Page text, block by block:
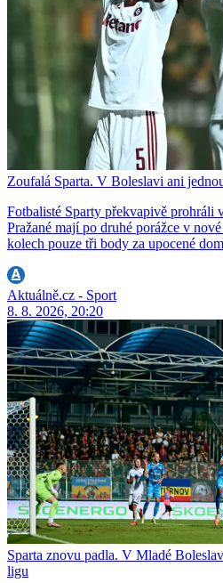
Zoufalá Sparta. V Boleslavi ani
Fotbalisté Sparty překvapivě prohráli
Pražané mají po druhé porážce v
kolech pouze tři body za upocené
Aktuálně.cz - Sport
8. 8. 2026, 20:20
Sparta znovu padla. V Mladé
ligu